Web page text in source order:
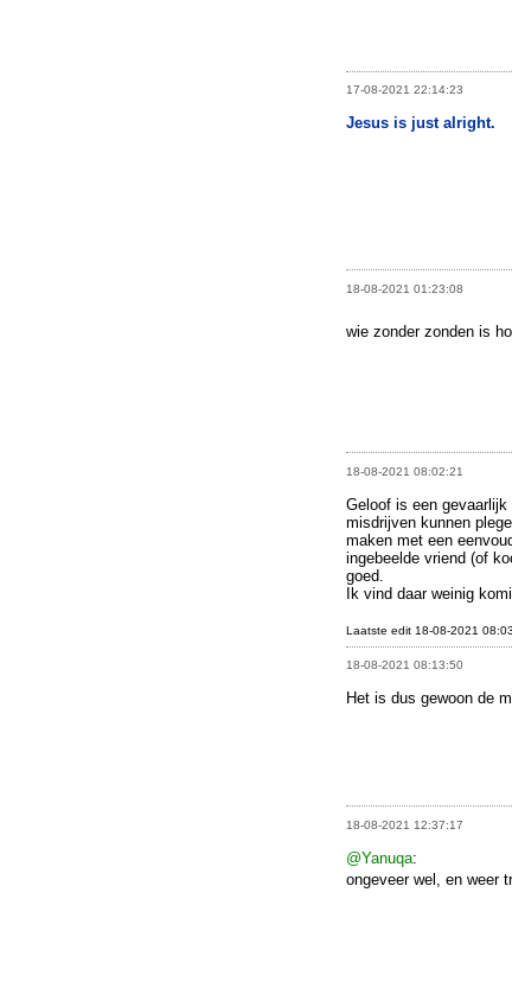
17-08-2021 22:14:23
Jesus is just alright.
18-08-2021 01:23:08
wie zonder zonden is
18-08-2021 08:02:21
Geloof is een
misdrijven kunnen
maken met een
ingebeelde vriend (of
goed.
Ik vind daar weinig
Laatste edit 18-08-2021 08:03
18-08-2021 08:13:50
Het is dus gewoon de
18-08-2021 12:37:17
@Yanuqa:
ongeveer wel, en weer